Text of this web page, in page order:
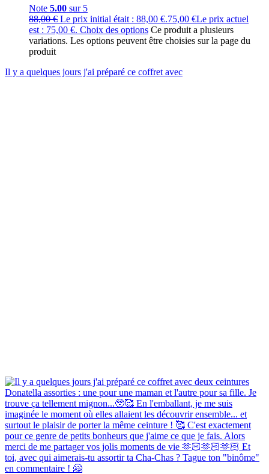
Note 5.00 sur 5
88,00€ Le prix initial était : 88,00 €.75,00 €Le prix actuel
est : 75,00 €. Choix des options Ce produit a plusieurs
variations. Les options peuvent être choisies sur la page du
produit
Il y a quelques jours j'ai préparé ce coffret avec